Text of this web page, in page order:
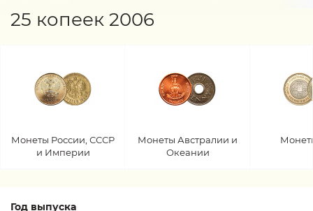
25 копеек 2006
Монеты России, СССР
и Империи
Монеты Австралии и
Океании
Год выпуска